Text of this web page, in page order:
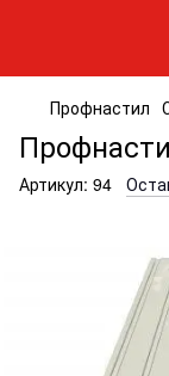
Профнастил
Артикул: 94